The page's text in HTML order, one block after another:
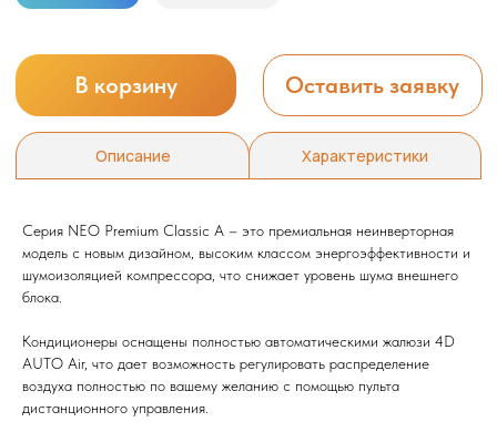
Серия NEO Premium Classic A – это премиальная неинверторная
модель с новым дизайном, высоким классом энергоэффективности и
шумоизоляцией компрессора, что снижает уровень шума внешнего
блока.
Кондиционеры оснащены полностью автоматическими жалюзи 4D
AUTO Air, что дает возможность регулировать распределение
воздуха полностью по вашему желанию с помощью пульта
дистанционного управления.
Мы всегда рады вам помочь